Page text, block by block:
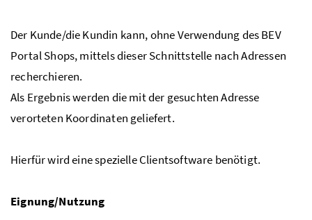
Der Kunde/die Kundin kann, ohne Verwendung des BEV
Portal Shops, mittels dieser Schnittstelle nach Adressen
recherchieren.
Als Ergebnis werden die mit der gesuchten Adresse
verorteten Koordinaten geliefert.
Hierfür wird eine spezielle Clientsoftware benötigt.
Eignung/Nutzung